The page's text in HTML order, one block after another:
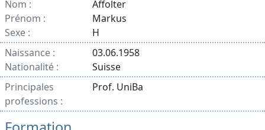
Nom :
Affolter
Prénom :
Markus
Sexe :
H
Naissance :
03.06.1958
Nationalité :
Suisse
Principales
professions :
Prof. UniBa